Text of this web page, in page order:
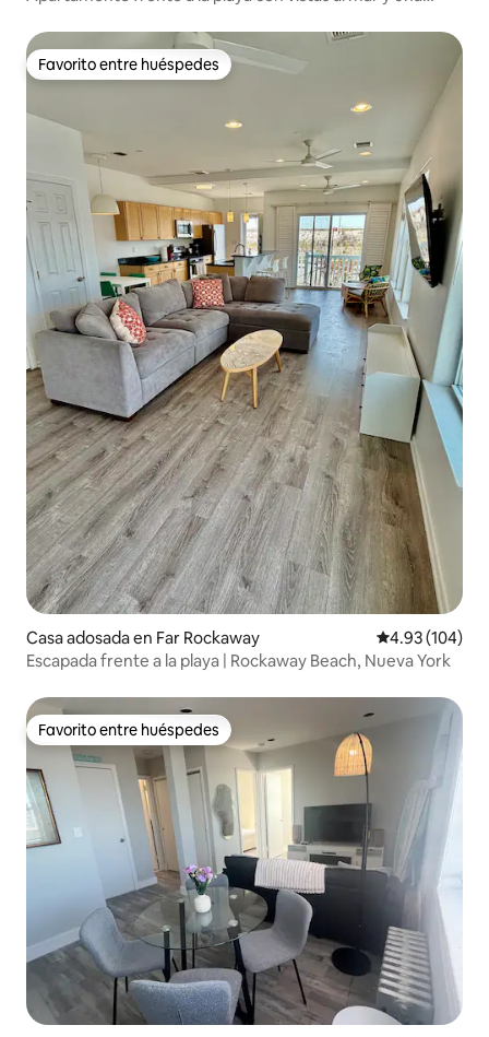
Favorito entre huéspedes
Favorito entre huéspedes
Casa adosada en Far Rockaway Calificación
4.93 (104)
Escapada frente a la playa | Rockaway Beach, Nueva York
Favorito entre huéspedes
Favorito entre huéspedes